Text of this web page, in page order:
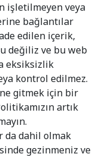
işletilmeyen veya
bağlantılar
edilen içerik,
değiliz ve bu web
eksiksizlik
kontrol edilmez.
gitmek için bir
artık
da dahil olmak
gezinmeniz ve